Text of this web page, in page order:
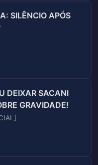
SILÊNCIO APÓS
DEIXAR SACANI
GRAVIDADE!